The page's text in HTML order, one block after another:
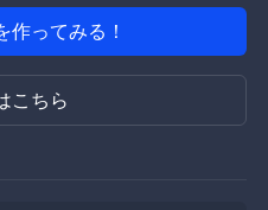
作ってみる！
こちら